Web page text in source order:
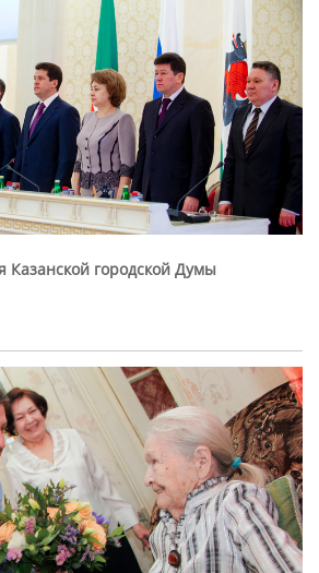
Казанской городской Думы